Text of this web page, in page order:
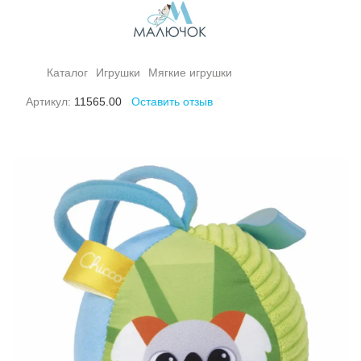
Каталог Игрушки Мягкие игрушки
Артикул: 11565.00 Оставить отзыв